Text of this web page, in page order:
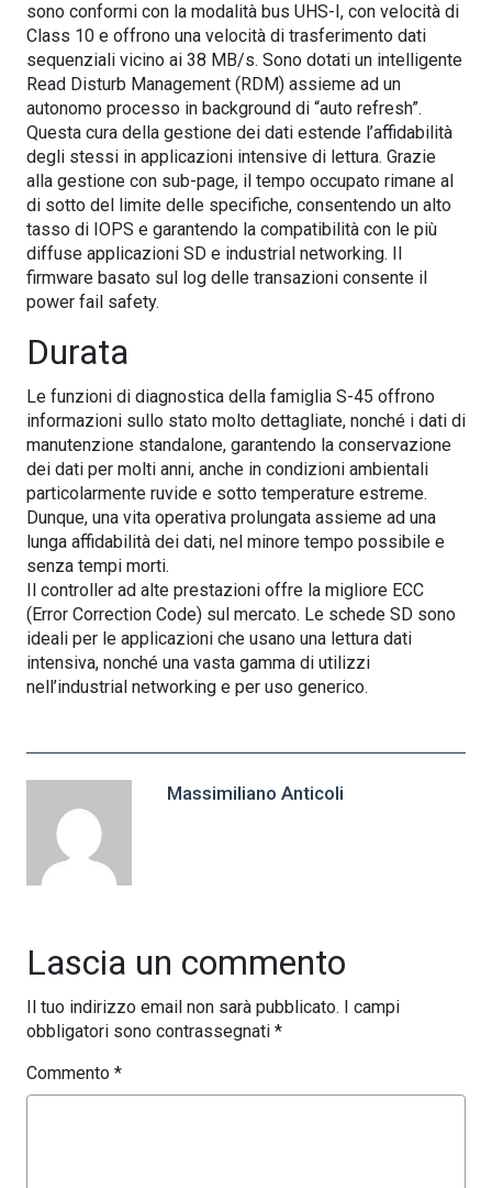
sono conformi con la modalità bus UHS-I, con velocità di
Class 10 e offrono una velocità di trasferimento dati
sequenziali vicino ai 38 MB/s. Sono dotati un intelligente
Read Disturb Management (RDM) assieme ad un
autonomo processo in background di “auto refresh”.
Questa cura della gestione dei dati estende l’affidabilità
degli stessi in applicazioni intensive di lettura. Grazie
alla gestione con sub-page, il tempo occupato rimane al
di sotto del limite delle specifiche, consentendo un alto
tasso di IOPS e garantendo la compatibilità con le più
diffuse applicazioni SD e industrial networking. Il
firmware basato sul log delle transazioni consente il
power fail safety.
Durata
Le funzioni di diagnostica della famiglia S-45 offrono
informazioni sullo stato molto dettagliate, nonché i dati di
manutenzione standalone, garantendo la conservazione
dei dati per molti anni, anche in condizioni ambientali
particolarmente ruvide e sotto temperature estreme.
Dunque, una vita operativa prolungata assieme ad una
lunga affidabilità dei dati, nel minore tempo possibile e
senza tempi morti.
Il controller ad alte prestazioni offre la migliore ECC
(Error Correction Code) sul mercato. Le schede SD sono
ideali per le applicazioni che usano una lettura dati
intensiva, nonché una vasta gamma di utilizzi
nell’industrial networking e per uso generico.
Massimiliano Anticoli
Lascia un commento
Il tuo indirizzo email non sarà pubblicato. I campi
obbligatori sono contrassegnati *
Commento *